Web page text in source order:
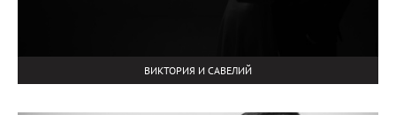
ВИКТОРИЯ И САВЕЛИЙ